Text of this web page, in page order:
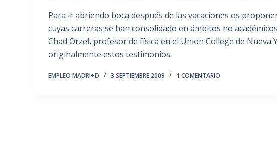
Para ir abriendo boca después de las vacaciones os
cuyas carreras se han consolidado en ámbitos no
Chad Orzel, profesor de física en el Union College de Nueva
originalmente estos testimonios.
EMPLEO MADRI+D 3 SEPTIEMBRE 2009 1 COMENTARIO